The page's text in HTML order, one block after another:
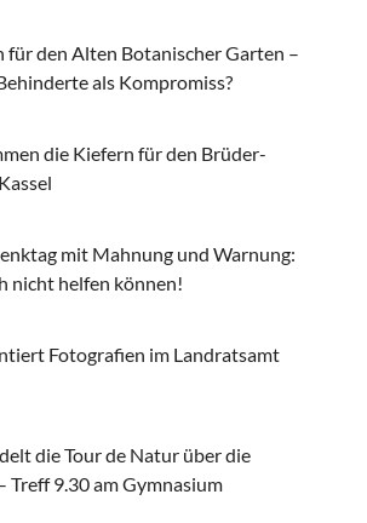
für den Alten Botanischer Garten –
als Kompromiss?
die Kiefern für den Brüder-
mit Mahnung und Warnung:
nicht helfen können!
Fotografien im Landratsamt
die Tour de Natur über die
Treff 9.30 am Gymnasium